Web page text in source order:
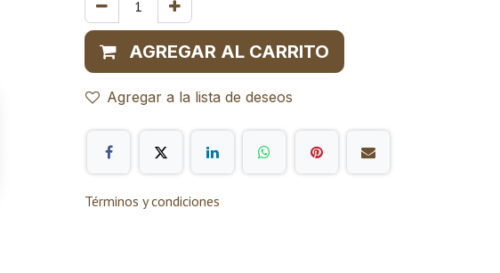
AGREGAR AL CARRITO
Agregar a la lista de deseos
Términos y condiciones